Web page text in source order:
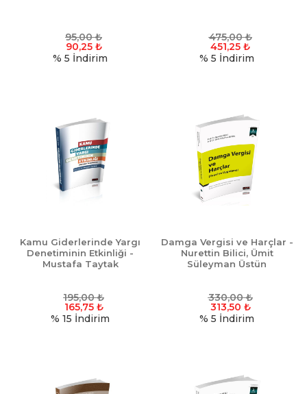
95,00₺
90,25₺
% 5 İndirim
475,00₺
451,25 ₺
% 5 İndirim
Kamu Giderlerinde Yargı
Denetiminin Etkinliği -
Mustafa Taytak
195,00₺
165,75₺
% 15 İndirim
Damga Vergisi ve Harçlar -
Nurettin Bilici, Ümit
Süleyman Üstün
330,00₺
313,50 ₺
% 5 İndirim